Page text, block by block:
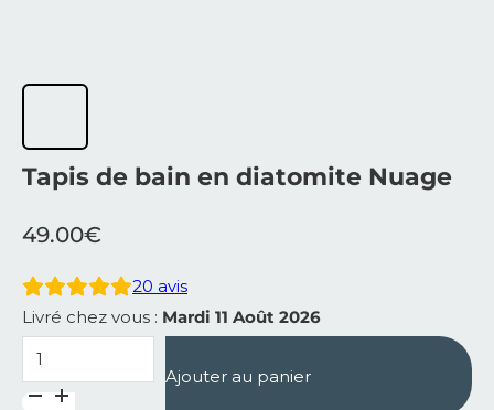
Tapis de bain en diatomite Nuage
49.00€
20 avis
Livré chez vous : Mardi 11 Août 2026
quantité de Tapis de bain en diatomite Nuage
Ajouter au panier